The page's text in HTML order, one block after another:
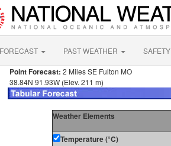
FORECAST PAST WEATHER SAFETY
Point Forecast: 2 Miles SE Fulton MO
38.84N 91.93W (Elev. 211 m)
Weather Elements
Temperature (°C)